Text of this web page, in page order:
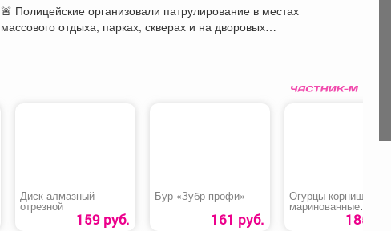
водителей велосипедов и самокатов
🚨 Полицейские организовали патрулирование в местах
массового отдыха, парках, скверах и на дворовых
Диск алмазный
отрезной
159 руб.
Бур «Зубр профи»
161 руб.
Огурцы корнишоны
маринованные
«Кормилица»185 руб.